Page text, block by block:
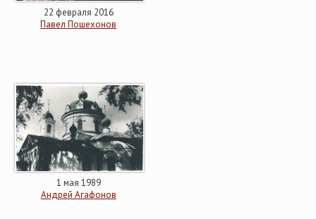
22 февраля 2016
Павел Пошехонов
1 мая 1989
Андрей Агафонов